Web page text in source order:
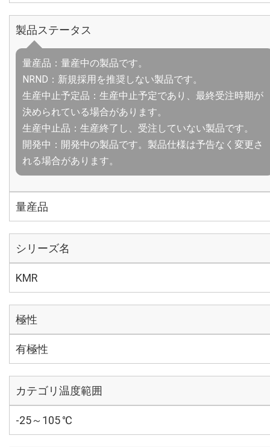
製品ステータス
量産品：量産中の製品です。
NRND：新規採用を推奨しない製品です。
生産中止予定品：生産中止予定であり、最終受注時期が
決められている場合があります。
生産中止品：生産終了し、受注していない製品です。
開発中：開発中の製品です。製品仕様は予告なく変更さ
れる場合があります。
量産品
シリーズ名
KMR
極性
有極性
カテゴリ温度範囲
-25～105 ℃